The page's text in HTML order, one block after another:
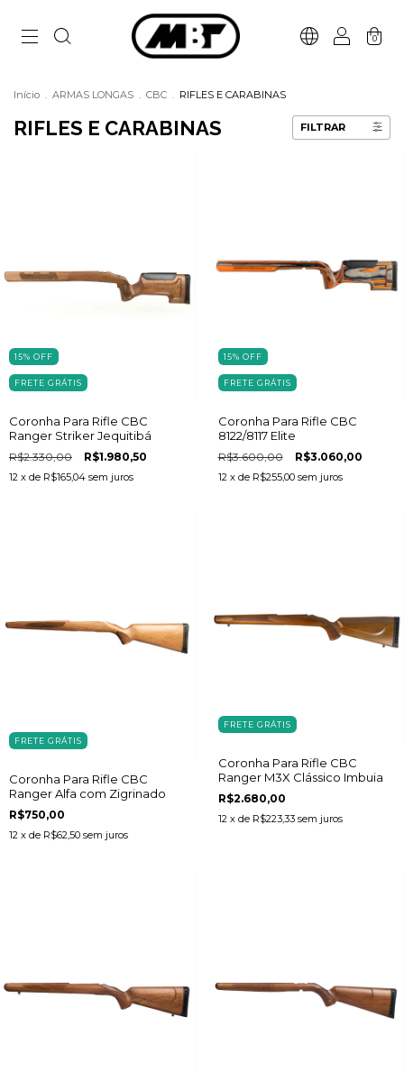
0
Início . ARMAS LONGAS . CBC . RIFLES E CARABINAS
RIFLES E CARABINAS FILTRAR
15% OFF
FRETE GRÁTIS
Coronha Para Rifle CBC
Ranger Striker Jequitibá
R$2.330,00 R$1.980,50
12 x de R$165,04 sem juros
15% OFF
FRETE GRÁTIS
Coronha Para Rifle CBC
8122/8117 Elite
R$3.600,00 R$3.060,00
12 x de R$255,00 sem juros
FRETE GRÁTIS
Coronha Para Rifle CBC
Ranger Alfa com Zigrinado
R$750,00
12 x de R$62,50 sem juros
FRETE GRÁTIS
Coronha Para Rifle CBC
Ranger M3X Clássico Imbuia
R$2.680,00
12 x de R$223,33 sem juros